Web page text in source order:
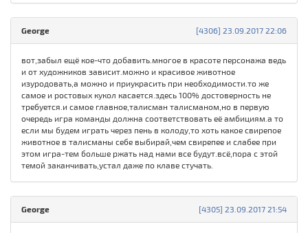
[4306] 23.09.2017 22:06
George
вот,забыл ещё кое-что добавить.многое в красоте персонажа ведь
и от художников зависит.можно и красивое животное
изуродовать,а можно и приукрасить при необходимости.то же
самое и ростовых кукол касается.здесь 100% достоверность не
требуется.и самое главное,талисман талисманом,но в первую
очередь игра команды должна соответствовать её амбициям.а то
если мы будем играть через пень в колоду,то хоть какое свирепое
животное в талисманы себе выбирай,чем свирепее и слабее при
этом игра-тем больше ржать над нами все будут.всё,пора с этой
темой заканчивать,устал даже по клаве стучать.
[4305] 23.09.2017 21:54
George